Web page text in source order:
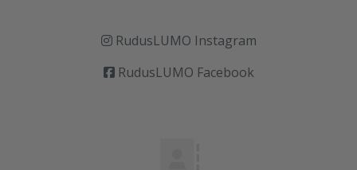
RudusLUMO Instagram
RudusLUMO Facebook